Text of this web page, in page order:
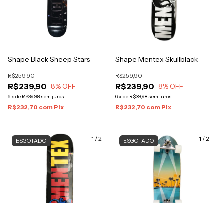
Shape Black Sheep Stars
R$239,90
R$259,90
8% OFF
6x de R$39,98 sem juros
R$232,70 com Pix
Shape Mentex Skullblack
R$239,90
R$259,90
8% OFF
6x de R$39,98 sem juros
R$232,70 com Pix
1 /2
ESGOTADO 1 /2
ESGOTADO